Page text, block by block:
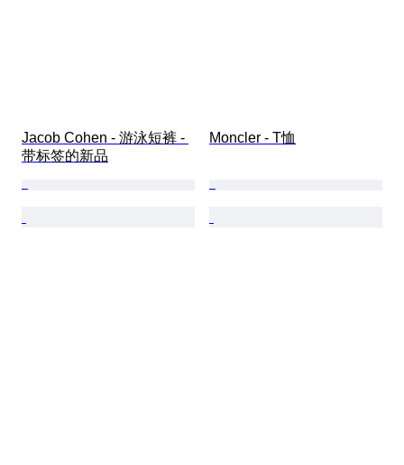
Jacob Cohen - 游泳短裤 -
带标签的新品
Moncler - T恤